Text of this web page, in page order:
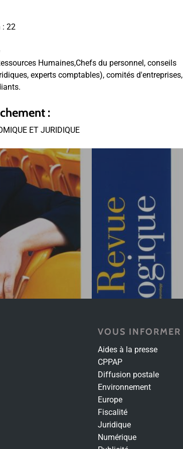
:22
Humaines,Chefs du personnel, conseils
experts comptables), comités d'entreprises,
:
ET JURIDIQUE
VOUS INFORMER
Aides à la presse
CPPAP
Diffusion postale
Environnement
Europe
Fiscalité
Juridique
Numérique